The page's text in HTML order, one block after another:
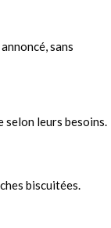
sans
selon leurs besoins.
biscuitées.